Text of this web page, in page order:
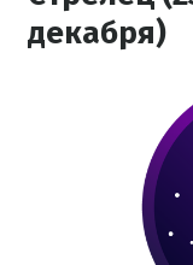
декабря)